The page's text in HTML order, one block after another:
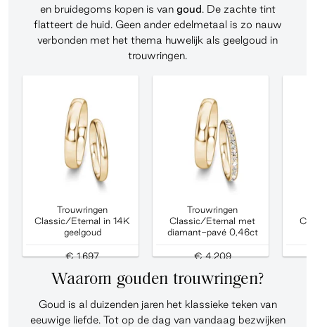
en bruidegoms kopen is van goud. De zachte tint
flatteert de huid. Geen ander edelmetaal is zo nauw
verbonden met het thema huwelijk als geelgoud in
trouwringen.
Trouwringen
Classic/Eternal in 14K
geelgoud
€ 1.697
Trouwringen
Classic/Eternal met
diamant-pavé 0,46ct
€ 4.209
Waarom gouden trouwringen?
Goud is al duizenden jaren het klassieke teken van
eeuwige liefde. Tot op de dag van vandaag bezwijken